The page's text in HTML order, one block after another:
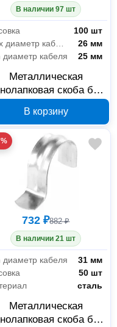
В наличии 97 шт
100 шт
Max диаметр кабеля
26 мм
диаметр кабеля
25 мм
Металлическая
скоба без
25-26 мм PR08.2756
В корзину
732 ₽882 ₽
В наличии 21 шт
диаметр кабеля
31 мм
50 шт
сталь
Металлическая
скоба без